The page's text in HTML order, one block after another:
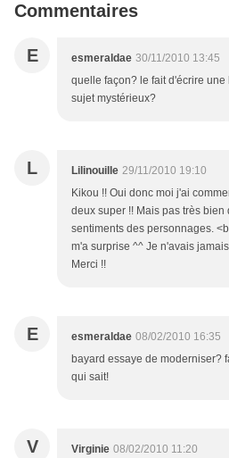
Commentaires
E esmeraldae 30/11/2010 13:45
quelle façon? le fait d'écrire
sujet mystérieux?
L Lilinouille 29/11/2010 19:10
Kikou !! Oui donc moi j'ai
deux super !! Mais pas très
sentiments des personnages.
m'a surprise ^^ Je n'avais
Merci !!
E esmeraldae 08/02/2010 16:35
bayard essaye de moderniser?
qui sait!
V Virginie 08/02/2010 11:20